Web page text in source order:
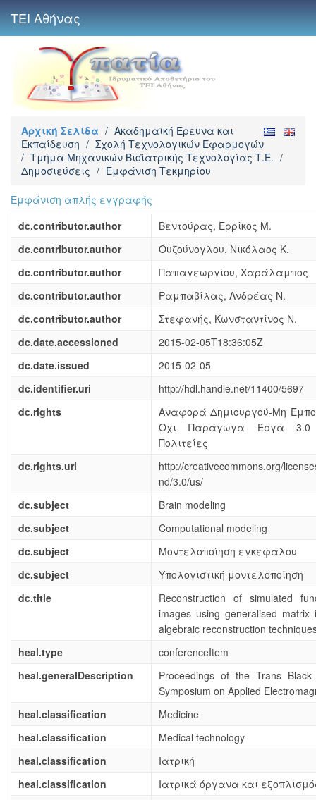
ΤΕΙ Αθήνας
Αρχική Σελίδα / Ακαδημαϊκή Έρευνα και
Εκπαίδευση / Σχολή Τεχνολογικών Εφαρμογών
/ Τμήμα Μηχανικών Βιοϊατρικής Τεχνολογίας Τ.Ε. /
Δημοσιεύσεις / Εμφάνιση Τεκμηρίου
Εμφάνιση απλής εγγραφής
dc.contributor.author
Βεντούρας, Ερρίκος Μ.
dc.contributor.author
Ουζούνογλου, Νικόλαος Κ.
dc.contributor.author
Παπαγεωργίου, Χαράλαμπος
dc.contributor.author
Ραμπαβίλας, Ανδρέας Ν.
dc.contributor.author
Στεφανής, Κωνσταντίνος Ν.
dc.date.accessioned
2015-02-05T18:36:05Z
dc.date.issued
2015-02-05
dc.identifier.uri
http://hdl.handle.net/11400/5697
dc.rights
Αναφορά Δημιουργού-Μη
Όχι Παράγωγα Έργα 3.0
Πολιτείες
dc.rights.uri
http://creativecommons.org/
nd/3.0/us/
dc.subject
Brain modeling
dc.subject
Computational modeling
dc.subject
Μοντελοποίηση εγκεφάλου
dc.subject
Υπολογιστική μοντελοποίηση
dc.title
Reconstruction of simulated
images using generalised matrix
algebraic reconstruction
heal.type
conferenceItem
heal.generalDescription
Proceedings of the Trans
Symposium on Applied
heal.classification
Medicine
heal.classification
Medical technology
heal.classification
Ιατρική
heal.classification
Ιατρικά όργανα και